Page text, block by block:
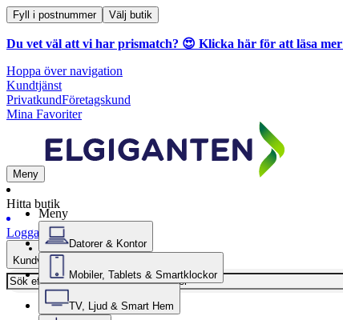
Fyll i postnummer Välj butik
Du vet väl att vi har prismatch? 😍 Klicka här för att läsa mer
Hoppa över navigation
Kundtjänst
PrivatkundFöretagskund
Mina Favoriter
Meny
Hitta butik
Logga in
Kundvagn
Meny
Datorer & Kontor
Mobiler, Tablets & Smartklockor
TV, Ljud & Smart Hem